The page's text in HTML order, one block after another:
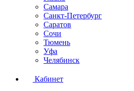
Самара
Санкт-Петербург
Саратов
Сочи
Тюмень
Уфа
Челябинск
Кабинет